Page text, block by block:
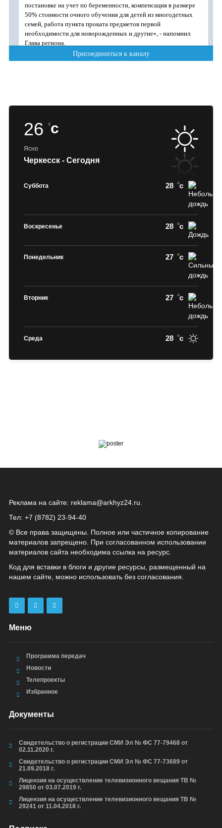
26 c
Ясно
Черкесск - Сегодня
Суббота 28 c
Воскресенье 28 c
Понедельник 27 c
Вторник 27 c
Среда 28 c
Реклама на сайте: reklama@arkhyz24.ru
Тел: +7 (8782) 23‑94‑40
© Все права защищены. Полное или частичное копирование
материалов запрещено. При согласованном использовании
материалов сайта необходима ссылка на ресурс.
Код для вставки в блоги и другие ресурсы, размещенный на
нашем сайте, можно использовать без согласования.
Меню
Программа передач
Новости
Телепроекты
Избранное
Документы
Свидетельство о регистрации СМИ Эл № ФС 77-79468 от
02.11.2020 г.
Свидетельство о регистрации СМИ Эл № ФС 77-73689 от
21.09.2018 г.
Лицензия на осуществление телевизионного вещания ТВ №
29850 от 03.07.2019 г.
Лицензия на осуществление телевизионного вещания ТВ №
29241 от 11.04.2018 г.